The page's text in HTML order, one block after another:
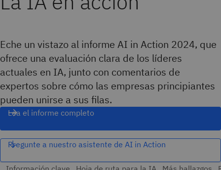
Eche un vistazo al informe AI in Action 2024, que
ofrece una evaluación clara de los líderes
actuales en IA, junto con comentarios de
expertos sobre cómo las empresas principiantes
pueden unirse a sus filas.
Lea el informe completo
Pregunte a nuestro asistente de AI in Action